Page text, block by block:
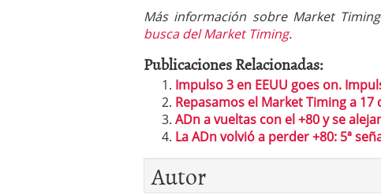
Más información sobre Market
busca del Market Timing.
Publicaciones Relacionadas:
Impulso 3 en EEUU goes on.
Repasamos el Market Timing a 17
ADn a vueltas con el +80 y se
La ADn volvió a perder +80: 5ª
Autor